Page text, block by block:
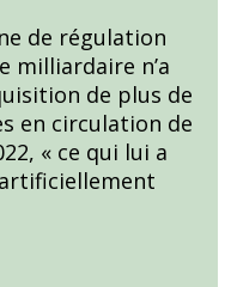
de régulation
milliardaire n’a
de plus de
en circulation de
« ce qui lui a